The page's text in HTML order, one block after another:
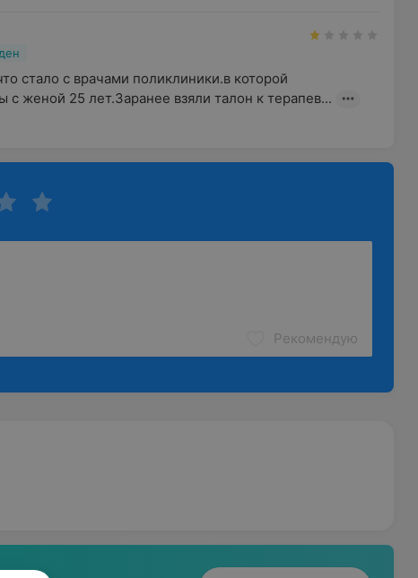
стало с врачами поликлиники.в которой
с женой 25 лет.Заранее взяли талон к терапев...
Рекомендую